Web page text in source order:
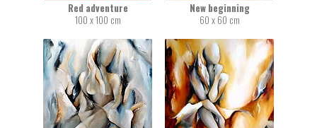
Red adventure
100 x 100 cm
New beginning
60 x 60 cm